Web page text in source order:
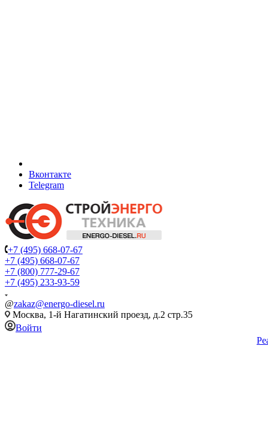
Вконтакте
Telegram
+7 (495) 668-07-67
+7 (495) 668-07-67
+7 (800) 777-29-67
+7 (495) 233-93-59
@zakaz@energo-diesel.ru
Москва, 1-й Нагатинский проезд, д.2 стр.35
Войти